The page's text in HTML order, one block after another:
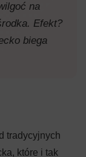
na
Efekt?
biega
tradycyjnych
które i tak